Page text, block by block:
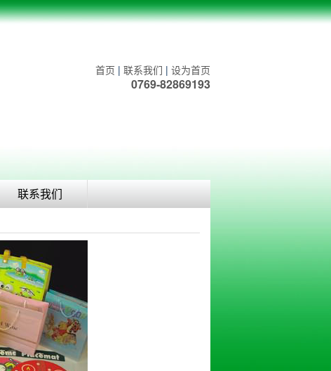
首页 | 联系我们 | 设为首页
0769-82869193
联系我们